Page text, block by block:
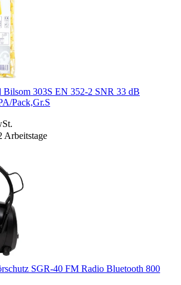
Bilsom 303S EN 352-2 SNR 33 dB
Pack,Gr.S
Arbeitstage
SGR-40 FM Radio Bluetooth 800